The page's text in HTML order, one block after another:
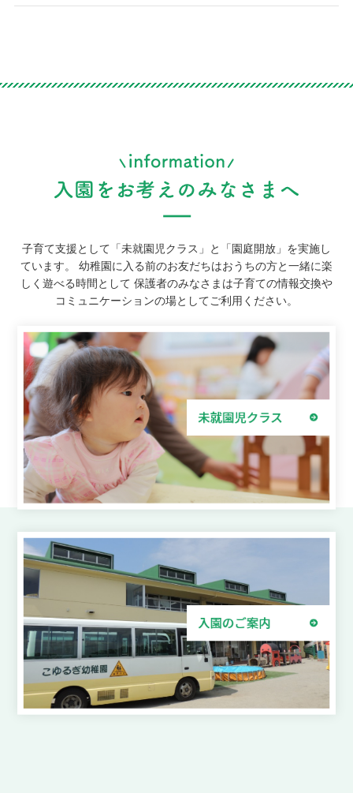
子育て支援として「未就園児クラス」と「園庭開放」を実施し
ています。
幼稚園に入る前のお友だちはおうちの方と一緒に楽
しく遊べる時間として 保護者のみなさまは子育ての情報交換や
コミュニケーションの場としてご利用ください。